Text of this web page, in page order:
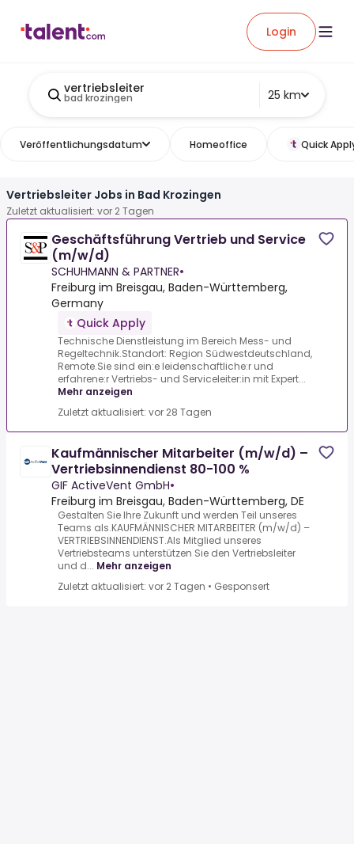
Login
vertriebsleiter
bad krozingen 25 km
Veröffentlichungsdatum Homeoffice Quick
Vertriebsleiter Jobs in Bad Krozingen
Zuletzt aktualisiert: vor 2 Tagen
Geschäftsführung Vertrieb und Service
(m/w/d)
SCHUHMANN & PARTNER•
Freiburg im Breisgau, Baden-Württemberg,
Germany
Quick Apply
Technische Dienstleistung im Bereich Mess- und
Regeltechnik.Standort: Region Südwestdeutschland,
Remote.Sie sind ein:e leidenschaftliche:r und
erfahrene:r Vertriebs- und Serviceleiter:in mit Expert...
Mehr anzeigen
Zuletzt aktualisiert: vor 28 Tagen
Kaufmännischer Mitarbeiter (m/w/d) –
Vertriebsinnendienst 80-100 %
GIF ActiveVent GmbH•
Freiburg im Breisgau, Baden-Württemberg, DE
Gestalten Sie Ihre Zukunft und werden Teil unseres
Teams als.KAUFMÄNNISCHER MITARBEITER (m/w/d) –
VERTRIEBSINNENDIENST.Als Mitglied unseres
Vertriebsteams unterstützen Sie den Vertriebsleiter
und d... Mehr anzeigen
Zuletzt aktualisiert: vor 2 Tagen • Gesponsert